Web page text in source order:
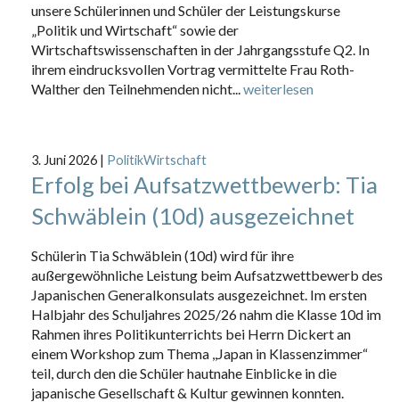
unsere Schülerinnen und Schüler der Leistungskurse
„Politik und Wirtschaft“ sowie der
Wirtschaftswissenschaften in der Jahrgangsstufe Q2. In
ihrem eindrucksvollen Vortrag vermittelte Frau Roth-
Walther den Teilnehmenden nicht...weiterlesen
3. Juni 2026 | PolitikWirtschaft
Erfolg bei Aufsatzwettbewerb: Tia
Schwäblein (10d) ausgezeichnet
Schülerin Tia Schwäblein (10d) wird für ihre
außergewöhnliche Leistung beim Aufsatzwettbewerb des
Japanischen Generalkonsulats ausgezeichnet. Im ersten
Halbjahr des Schuljahres 2025/26 nahm die Klasse 10d im
Rahmen ihres Politikunterrichts bei Herrn Dickert an
einem Workshop zum Thema ,,Japan in Klassenzimmer“
teil, durch den die Schüler hautnahe Einblicke in die
japanische Gesellschaft & Kultur gewinnen konnten.